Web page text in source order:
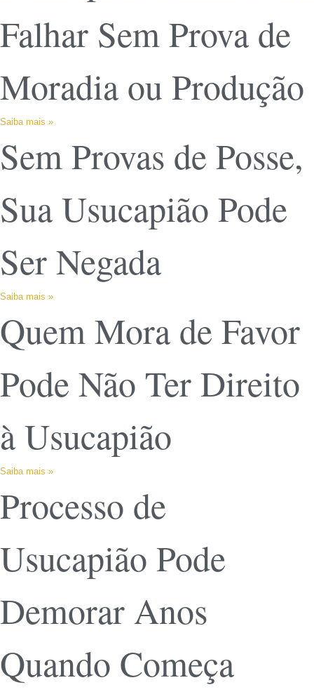
Falhar Sem Prova de
Moradia ou Produção
Saiba mais »
Sem Provas de Posse,
Sua Usucapião Pode
Ser Negada
Saiba mais »
Quem Mora de Favor
Pode Não Ter Direito
à Usucapião
Saiba mais »
Processo de
Usucapião Pode
Demorar Anos
Quando Começa